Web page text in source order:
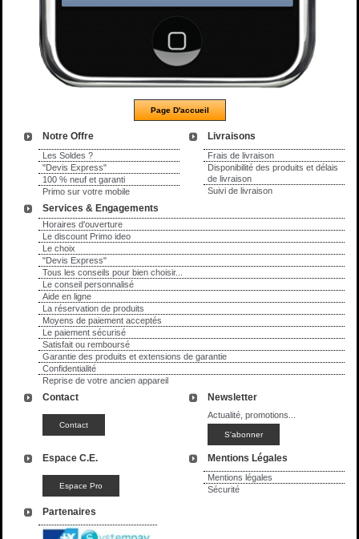
Notre Offre
Les Soldes ?
"Devis Express"
100 % neuf et garanti
Primo sur votre mobile
Livraisons
Frais de livraison
Disponibilité des produits et délais
de livraison
Suivi de livraison
Services & Engagements
Horaires d'ouverture
Le discount Primo ideo
Le choix
"Devis Express"
Tous les conseils pour bien choisir...
Le conseil personnalisé
Aide en ligne
La réservation de produits
Moyens de paiement acceptés
Le paiement sécurisé
Satisfait ou remboursé
Garantie des produits et extensions de garantie
Confidentialité
Reprise de votre ancien appareil
Contact Newsletter
Actualité, promotions...
Espace C.E. Mentions Légales
Mentions légales
Sécurité
Partenaires